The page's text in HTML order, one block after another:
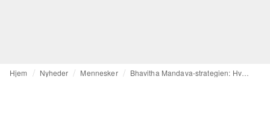
Hjem Nyheder Mennesker Bhavitha Mandava-strategien: Hvad Chanels playbook betyder for dit brand